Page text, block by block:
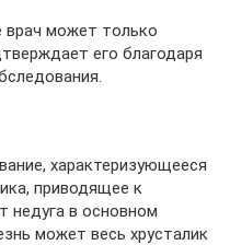
врач может только
его благодаря
характеризующееся
приводящее к
недуга в основном
может весь хрусталик